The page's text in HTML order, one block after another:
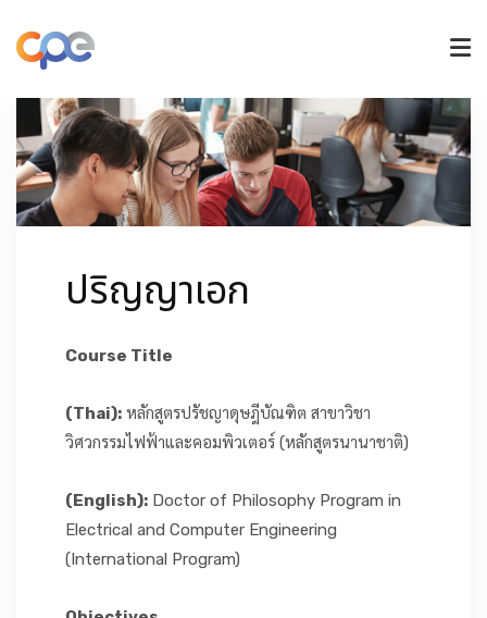
หลักสูตรปริญญาตรี
หลักสูตรบัณฑิตศึกษา
วิจัยและนวัตกรรม
การรับเข้าศึกษา
ข่าวและกิจกรรม
เกี่ยวกับเรา
ปริญญาเอก
Course Title
(Thai): หลักสูตรปรัชญาดุษฎีบัณฑิต สาขาวิชา
วิศวกรรมไฟฟ้าและคอมพิวเตอร์ (หลักสูตรนานาชาติ)
(English): Doctor of Philosophy Program in
Electrical and Computer Engineering
(International Program)